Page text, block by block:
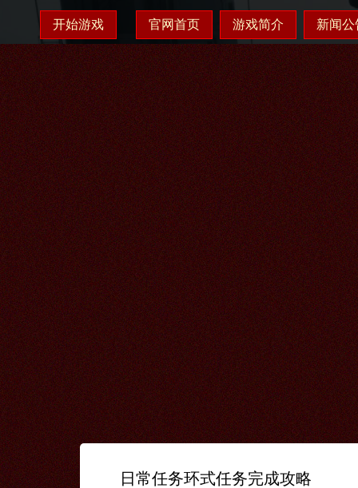
开始游戏 官网首页 游戏简介 新闻公
日常任务环式任务完成攻略